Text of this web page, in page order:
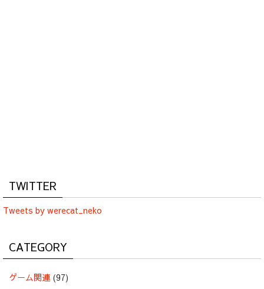
TWITTER
Tweets by werecat_neko
CATEGORY
ゲーム関連 (97)